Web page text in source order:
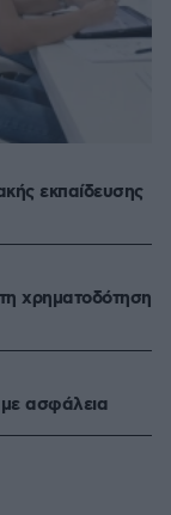
εκπαίδευσης
χρηματοδότηση
ασφάλεια